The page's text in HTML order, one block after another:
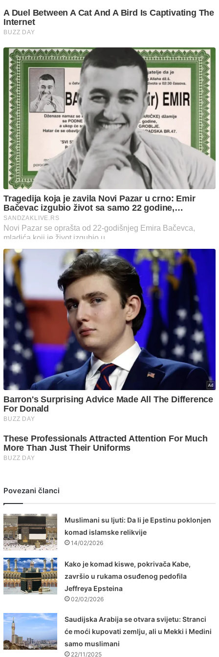
Povezani članci
Muslimani su ljuti: Da li je Epstinu poklonjen
komad islamske relikvije
14/02/2026
Kako je komad kiswe, pokrivača Kabe,
završio u rukama osuđenog pedofila
Jeffreya Epsteina
02/02/2026
Saudijska Arabija se otvara svijetu: Stranci
će moći kupovati zemlju, ali u Mekki i Medini
samo muslimani
22/11/2025